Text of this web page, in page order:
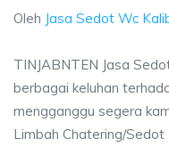
Oleh Jasa Sedot Wc
TINJABNTEN Jasa
berbagai keluhan
mengganggu segera
Limbah Chatering/